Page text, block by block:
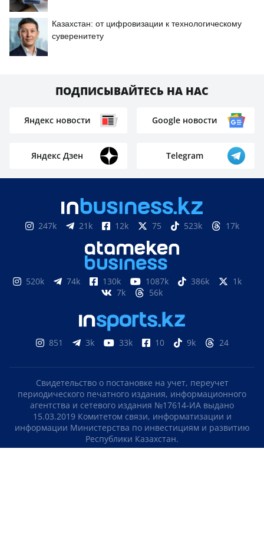
Казахстан: от цифровизации к технологическому
суверенитету
ПОДПИСЫВАЙТЕСЬ НА НАС
Яндекс новости Google новости
Яндекс Дзен Telegram
247k 21k 12k 75 523k 17k
520k 74k 130k 1087k 386k
1k
7k
56k
851 3k 33k 10 9k 24
Свидетельство о постановке на учет, переучет
периодического печатного издания, информационного
агентства и сетевого издания №17614-ИА выдано
15.03.2019 Комитетом связи, информатизации и
информации Министерства по инвестициям и развитию
Республики Казахстан.